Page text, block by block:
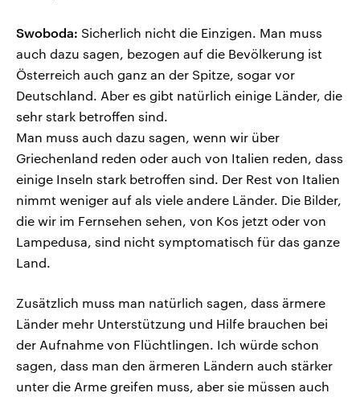
Swoboda: Sicherlich nicht die Einzigen. Man muss
auch dazu sagen, bezogen auf die Bevölkerung ist
Österreich auch ganz an der Spitze, sogar vor
Deutschland. Aber es gibt natürlich einige Länder, die
sehr stark betroffen sind.
Man muss auch dazu sagen, wenn wir über
Griechenland reden oder auch von Italien reden, dass
einige Inseln stark betroffen sind. Der Rest von Italien
nimmt weniger auf als viele andere Länder. Die Bilder,
die wir im Fernsehen sehen, von Kos jetzt oder von
Lampedusa, sind nicht symptomatisch für das ganze
Land.
Zusätzlich muss man natürlich sagen, dass ärmere
Länder mehr Unterstützung und Hilfe brauchen bei
der Aufnahme von Flüchtlingen. Ich würde schon
sagen, dass man den ärmeren Ländern auch stärker
unter die Arme greifen muss, aber sie müssen auch